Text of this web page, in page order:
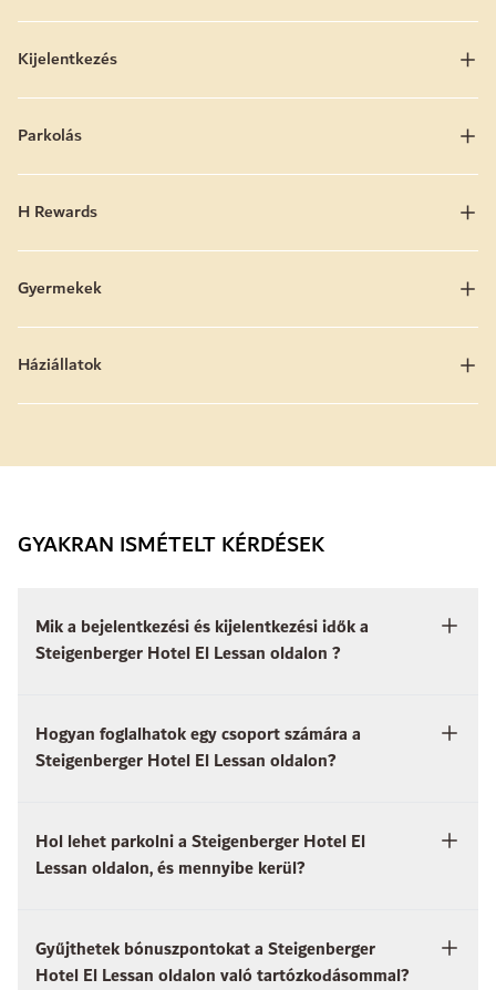
Kijelentkezés
Parkolás
H Rewards
Gyermekek
Háziállatok
GYAKRAN ISMÉTELT KÉRDÉSEK
Mik a bejelentkezési és kijelentkezési idők a
Steigenberger Hotel El Lessan oldalon ?
Hogyan foglalhatok egy csoport számára a
Steigenberger Hotel El Lessan oldalon?
Hol lehet parkolni a Steigenberger Hotel El
Lessan oldalon, és mennyibe kerül?
Gyűjthetek bónuszpontokat a Steigenberger
Hotel El Lessan oldalon való tartózkodásommal?